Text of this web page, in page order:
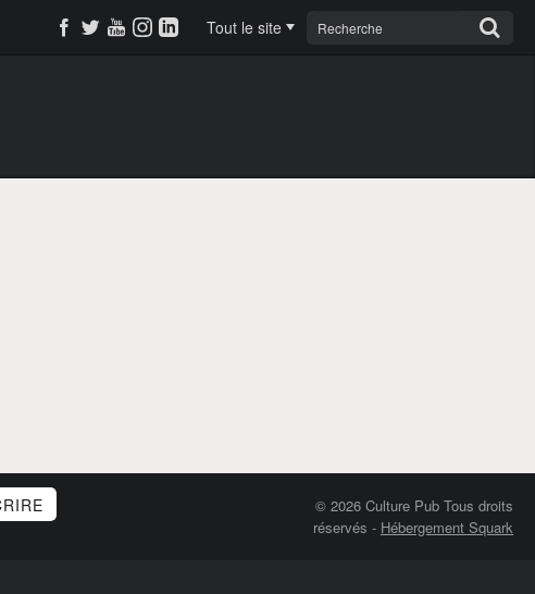
Tout le site
© 2026 Culture Pub Tous droits
réservés - Hébergement Squark